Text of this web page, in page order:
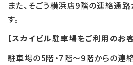
また、そごう横浜店9階の連絡通
す。
【スカイビル駐車場をご利用のお客
駐車場の5階・7階～9階からの連